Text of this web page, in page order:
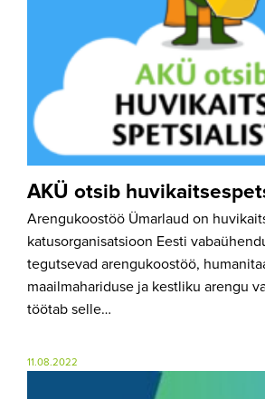
AKÜ otsib
Arengukoostöö Ümarlaud on
katusorganisatsioon Eesti
tegutsevad arengukoostöö,
maailmahariduse ja kestliku arengu
töötab selle…
11.08.2022